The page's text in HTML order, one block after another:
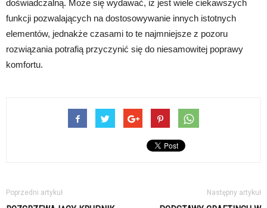
doświadczalną. Może się wydawać, iż jest wiele ciekawszych
funkcji pozwalających na dostosowywanie innych istotnych
elementów, jednakże czasami to te najmniejsze z pozoru
rozwiązania potrafią przyczynić się do niesamowitej poprawy
komfortu.
Poprzedni artykuł Następny artykuł